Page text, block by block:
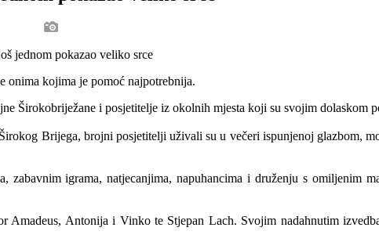
onima kojima je pomoć najpotrebnija.
Širokobriježane i posjetitelje iz okolnih mjesta koji su svojim dolaskom
Brijega, brojni posjetitelji uživali su u večeri ispunjenoj glazbom,
igrama, natjecanjima, napuhancima i druženju s omiljenim
Antonija i Vinko te Stjepan Lach. Svojim nadahnutim